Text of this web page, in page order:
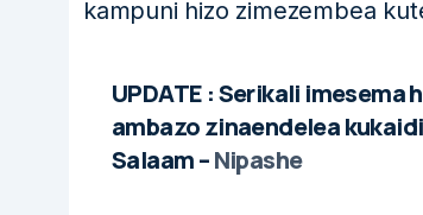
kampuni hizo zimezembea
UPDATE :Serikali imesema
ambazo zinaendelea
Salaam –Nipashe